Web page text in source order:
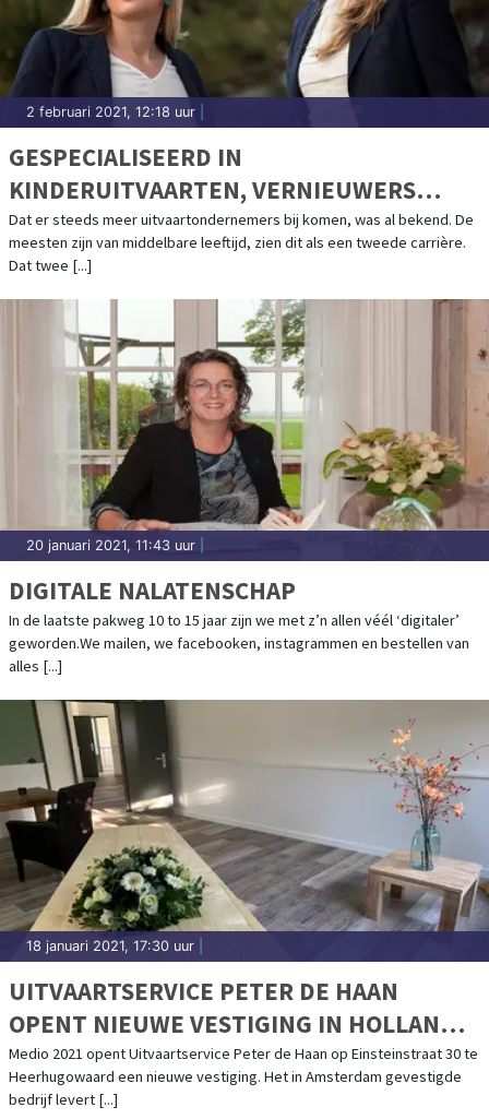
2 februari 2021, 12:18 uur
GESPECIALISEERD IN
KINDERUITVAARTEN, VERNIEUWERS
BINNEN DE UITVAARTBRANCHE
Dat er steeds meer uitvaartondernemers bij komen, was al bekend. De
meesten zijn van middelbare leeftijd, zien dit als een tweede carrière.
Dat twee [...]
20 januari 2021, 11:43 uur
DIGITALE NALATENSCHAP
In de laatste pakweg 10 to 15 jaar zijn we met z’n allen véél ‘digitaler’
geworden.We mailen, we facebooken, instagrammen en bestellen van
alles [...]
18 januari 2021, 17:30 uur
UITVAARTSERVICE PETER DE HAAN
OPENT NIEUWE VESTIGING IN HOLLANDS
KROON!
Medio 2021 opent Uitvaartservice Peter de Haan op Einsteinstraat 30 te
Heerhugowaard een nieuwe vestiging. Het in Amsterdam gevestigde
bedrijf levert [...]